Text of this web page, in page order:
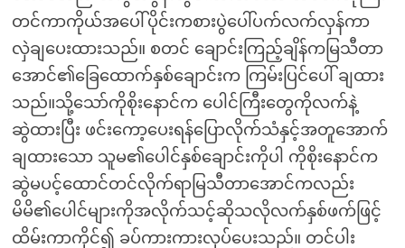
တင်ကာကိုယ်အပေါ်ပိုင်းကစားပွဲပေါ်ပက်လက်လှန်ကာ
လှဲချပေးထားသည်။ စတင် ချောင်းကြည့်ချိန်ကမြသီတာ
အောင်၏ခြေထောက်နှစ်ချောင်းက ကြမ်းပြင်ပေါ် ချထား
သည်။သို့သော်ကိုစိုးနောင်က ပေါင်ကြီးတွေကိုလက်နဲ့
ဆွဲထားပြီး ဖင်းကော့ပေးရန်ပြောလိုက်သံနှင့်အတူအောက်
ချထားသော သူမ၏ပေါင်နှစ်ချောင်းကိုပါ ကိုစိုးနောင်က
ဆွဲမပင့်ထောင်တင်လိုက်ရာမြသီတာအောင်ကလည်း
မိမိ၏ပေါင်များကိုအလိုက်သင့်ဆိုသလိုလက်နှစ်ဖက်ဖြင့်
ထိမ်းကာကိုင်၍ ခပ်ကားကားလုပ်ပေးသည်။ တင်ပါး